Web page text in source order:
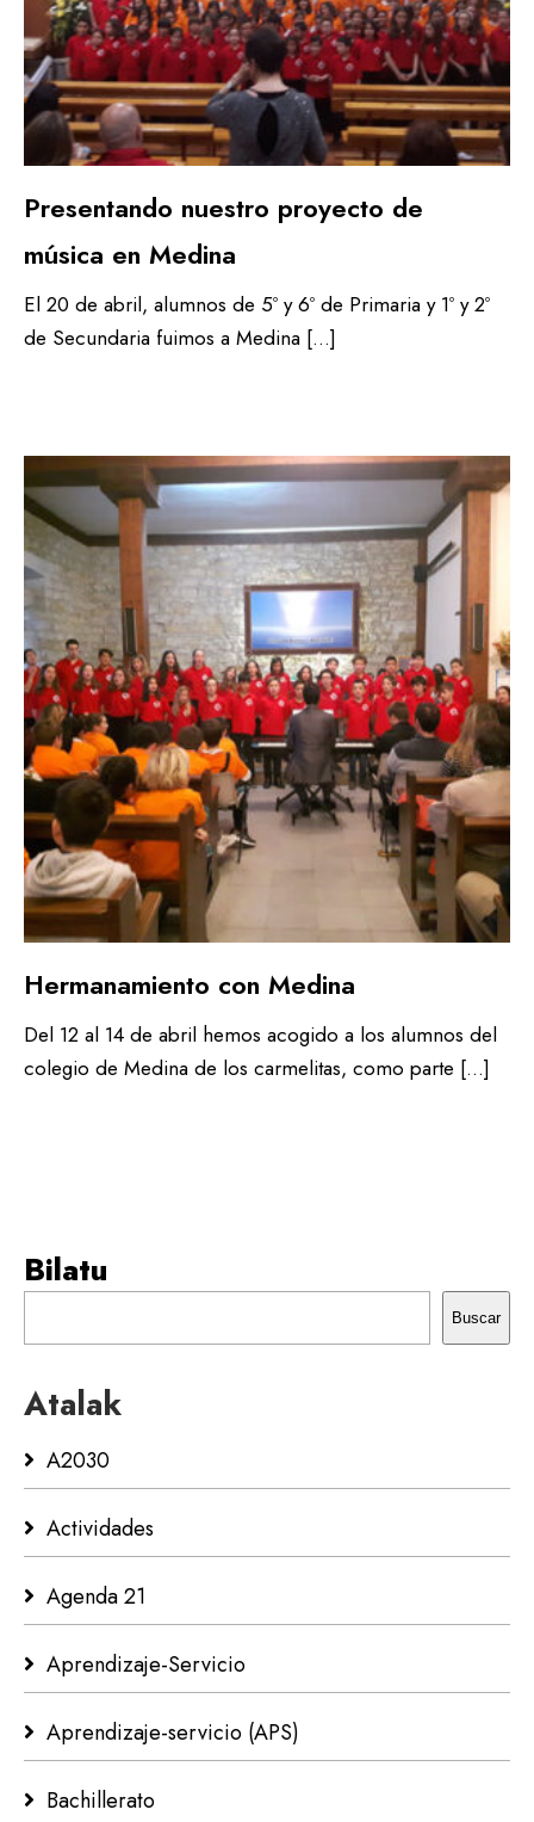
Presentando nuestro proyecto de
música en Medina
El 20 de abril, alumnos de 5º y 6º de Primaria y 1º y 2º
de Secundaria fuimos a Medina […]
Hermanamiento con Medina
Del 12 al 14 de abril hemos acogido a los alumnos del
colegio de Medina de los carmelitas, como parte […]
Bilatu
Buscar
Atalak
A2030
Actividades
Agenda 21
Aprendizaje-Servicio
Aprendizaje-servicio (APS)
Bachillerato